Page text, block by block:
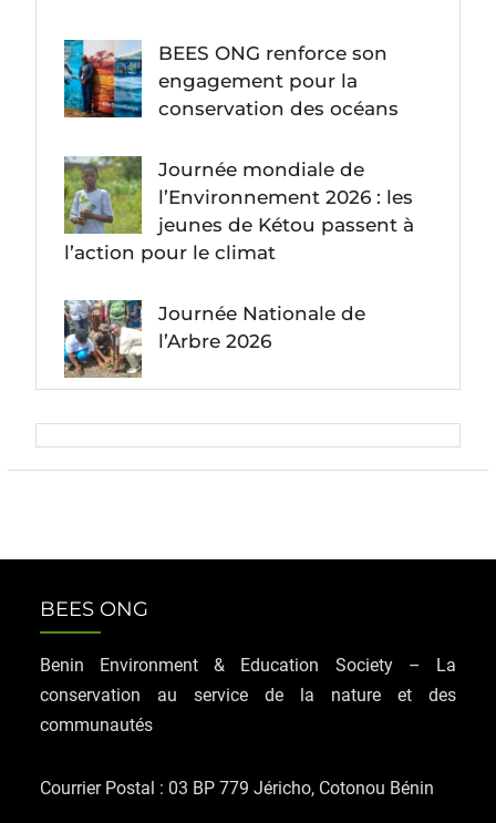
BEES ONG renforce son
engagement pour la
conservation des océans
Journée mondiale de
l’Environnement 2026 : les
jeunes de Kétou passent à
l’action pour le climat
Journée Nationale de
l’Arbre 2026
BEES ONG
Benin Environment & Education Society – La
conservation au service de la nature et des
communautés
Courrier Postal : 03 BP 779 Jéricho, Cotonou Bénin